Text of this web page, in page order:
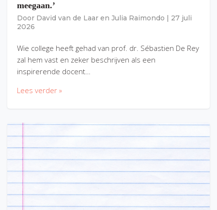
meegaan.’
Door David van de Laar en Julia Raimondo
27 juli
2026
Wie college heeft gehad van prof. dr. Sébastien De Rey
zal hem vast en zeker beschrijven als een
inspirerende docent…
Lees verder »